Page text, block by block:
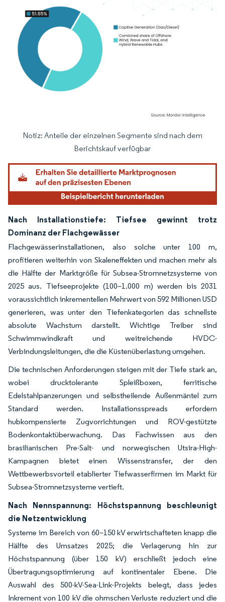
Bild © Mordor Intelligence. Wiederverwendung erfordert Namensnennung
Notiz: Anteile der einzelnen Segmente sind nach dem
Berichtskauf verfügbar
Nach Installationstiefe: Tiefsee gewinnt trotz
Dominanz der Flachgewässer
Flachgewässerinstallationen, also solche unter 100 m,
profitieren weiterhin von Skaleneffekten und machen mehr als
die Hälfte der Marktgröße für Subsea-Stromnetzsysteme von
2025 aus. Tiefseeprojekte (100–1.000 m) werden bis 2031
voraussichtlich inkrementellen Mehrwert von 592 Millionen USD
generieren, was unter den Tiefenkategorien das schnellste
absolute Wachstum darstellt. Wichtige Treiber sind
Schwimmwindkraft und weitreichende HVDC-
Verbindungsleitungen, die die Küstenüberlastung umgehen.
Die technischen Anforderungen steigen mit der Tiefe stark an,
wobei drucktolerante Spleißboxen, ferritische
Edelstahlpanzerungen und selbstheilende Außenmäntel zum
Standard werden. Installationsspreads erfordern
hubkompensierte Zugvorrichtungen und ROV-gestützte
Bodenkontaktüberwachung. Das Fachwissen aus den
brasilianischen Pre-Salt- und norwegischen Utsira-High-
Kampagnen bietet einen Wissenstransfer, der den
Wettbewerbsvorteil etablierter Tiefwasserfirmen im Markt für
Subsea-Stromnetzsysteme vertieft.
Nach Nennspannung: Höchstspannung beschleunigt
die Netzentwicklung
Systeme im Bereich von 60–150 kV erwirtschafteten knapp die
Hälfte des Umsatzes 2025; die Verlagerung hin zur
Höchstspannung (über 150 kV) erschließt jedoch eine
Übertragungsoptimierung auf kontinentaler Ebene. Die
Auswahl des 500-kV-Sea-Link-Projekts belegt, dass jedes
Inkrement von 100 kV die ohmschen Verluste reduziert und die